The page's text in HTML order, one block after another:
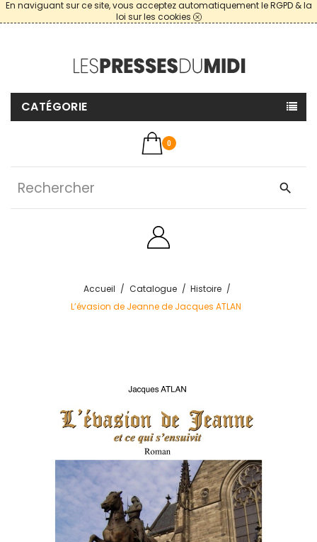
En naviguant sur ce site, vous acceptez automatiquement le RGPD & la
loi sur les cookies
CATÉGORIE
0
search
Accueil Catalogue
Histoire
L’évasion de Jeanne de Jacques ATLAN